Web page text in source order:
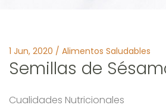
1 Jun, 2020 / Alimentos Saludables
Semillas de
Cualidades Nutricionales